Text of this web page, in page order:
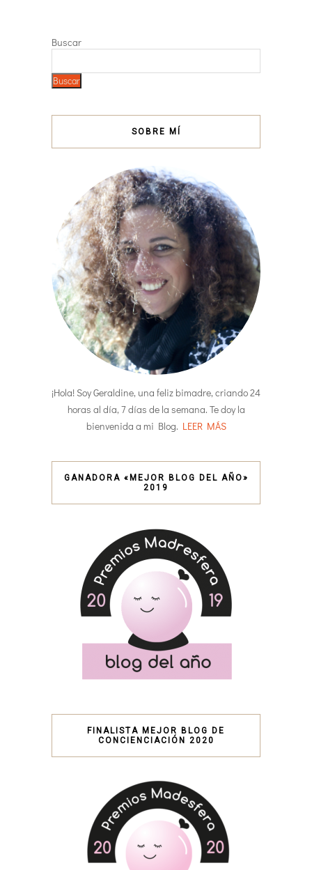
Buscar
Buscar
SOBRE MÍ
¡Hola! Soy Geraldine, una feliz bimadre, criando 24
horas al día, 7 días de la semana. Te doy la
bienvenida a mi Blog. LEER MÁS
GANADORA «MEJOR BLOG DEL AÑO»
2019
FINALISTA MEJOR BLOG DE
CONCIENCIACIÓN 2020